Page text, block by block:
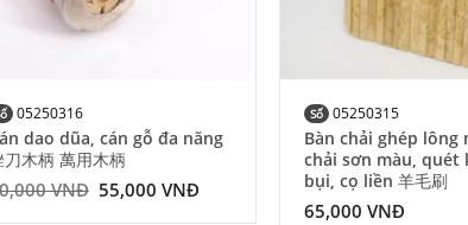
05250316
dao dũa, cán gỗ đa năng
刀木柄 萬用木柄
VNĐ 55,000 VNĐ
Số 05250315
Bàn chải ghép lông
chải sơn màu, quét
bụi, cọ liền 羊毛刷
65,000 VNĐ